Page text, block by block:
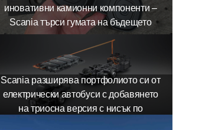
иновативни камионни компоненти –
Scania търси гумата на бъдещето
Scania разширява портфолиото си от
електрически автобуси с добавянето
на триосна версия с нисък по